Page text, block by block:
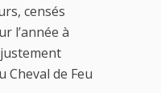
censés
l’année à
Cheval de Feu